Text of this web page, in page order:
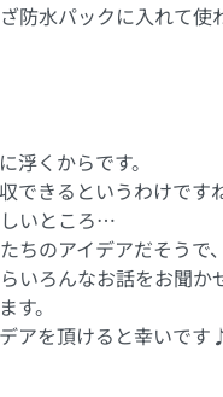
防水パックに入れて使
浮くからです。
できるというわけです
いところ…
ちのアイデアだそうで
いろんなお話をお聞か
す。
アを頂けると幸いです